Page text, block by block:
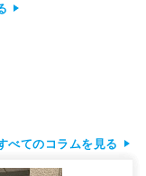
べてのコラムを見る